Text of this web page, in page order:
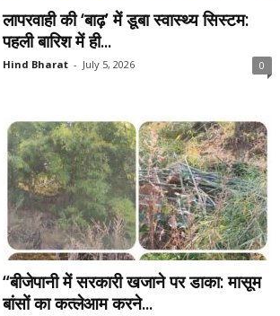
लापरवाही की ‘बाढ़’ में डूबा स्वास्थ्य सिस्टम:
पहली बारिश में ही...
Hind Bharat - July 5, 2026 0
“बीजेपानी में सरकारी खजाने पर डाका: मासूम
बांसों का कत्लेआम करने...